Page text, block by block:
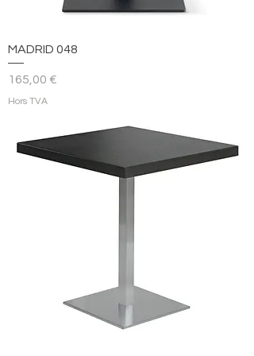
MADRID 048
Prix
165,00 €
Hors TVA